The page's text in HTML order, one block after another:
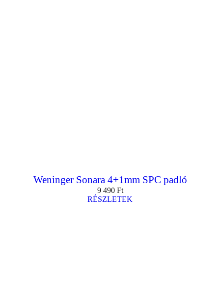
Weninger Sonara 4+1mm SPC padló
9 490 Ft
RÉSZLETEK